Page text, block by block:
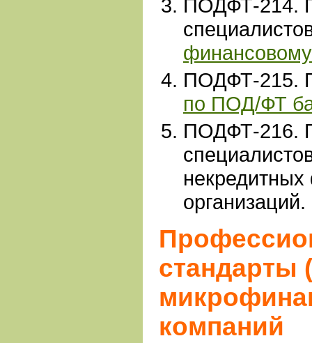
ПОДФТ-214.
ПОДФТ-215.
по ПОД/ФТ
ПОДФТ-216.
организаций.
стандарты
компаний